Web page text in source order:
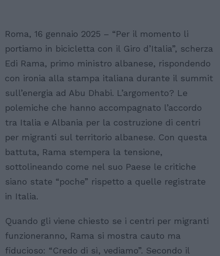
Roma, 16 gennaio 2025 – “Per il momento li
portiamo in bicicletta con il Giro d’Italia”, scherza
Edi Rama, primo ministro albanese, rispondendo
con ironia alla stampa italiana durante il summit
sull’energia ad Abu Dhabi. L’argomento? Le
polemiche che hanno accompagnato l’accordo
tra Italia e Albania per la costruzione di centri
per migranti sul territorio albanese. Con questa
battuta, Rama stempera la tensione,
sottolineando come nel suo Paese le critiche
siano state “poche” rispetto a quelle registrate
in Italia.
Quando gli viene chiesto se i centri per migranti
funzioneranno, Rama si mostra cauto ma
fiducioso: “Credo di sì, vediamo”. Secondo il